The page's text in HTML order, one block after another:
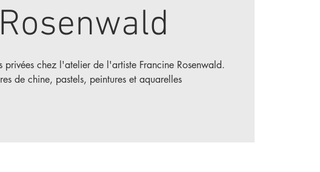
Rosenwald
privées chez l'atelier de l'artiste Francine Rosenwald.
de chine, pastels, peintures et aquarelles